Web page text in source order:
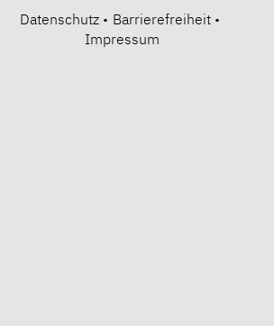
Datenschutz • Barrierefreiheit •
Impressum